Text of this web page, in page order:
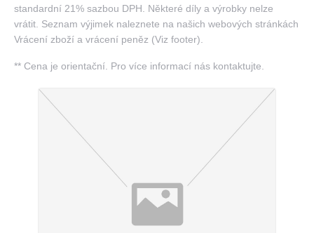
standardní 21% sazbou DPH. Některé díly a výrobky nelze
vrátit. Seznam výjimek naleznete na našich webových stránkách
Vrácení zboží a vrácení peněz (Viz footer).
** Cena je orientační. Pro více informací nás kontaktujte.